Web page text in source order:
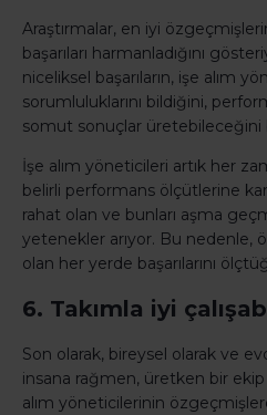
Araştırmalar, en iyi
başarıları harmanladığını
niceliksel başarıların, işe alım
sorumluluklarını bildiğini,
somut sonuçlar üretebileceğini
İşe alım yöneticileri artık her
belirli performans ölçütlerine
rahat olan ve bunları aşma
yetenekler arıyor. Bu nedenle,
olan her yerde başarılarını
6. Takımla iyi
Son olarak, bireysel olarak ve
insana rağmen, üretken bir
alım yöneticilerinin